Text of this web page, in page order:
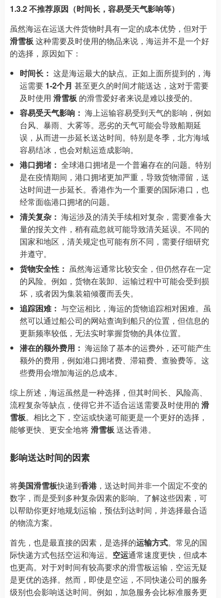
1.3.2 不推荐原因（时间长，容易受天气影响等）
虽然海运在运送大件货物时具有一定的成本优势，但对于
滑雪板这种需要及时使用的物品来说，海运并不是一个好
的选择，原因如下：
时间长： 这是海运最大的缺点。正如上面所提到的，海
运需要 1-2个月 甚至更久的时间才能送达，这对于需要
及时使用 滑雪板 的滑雪爱好者来说是难以接受的。
容易受天气影响： 海上运输容易受到天气的影响，例如
台风、暴雨、大雾等。恶劣的天气可能会导致船期延
误，从而进一步延长送达时间。特别是冬季，北方海域
容易结冰，也会对航运造成影响。
港口拥堵： 全球港口拥堵是一个普遍存在的问题。特别
是在疫情期间，港口拥堵更加严重，导致货物滞留，送
达时间进一步延长。香港作为一个重要的国际港口，也
经常面临港口拥堵的问题。
清关复杂： 海运涉及的清关手续相对复杂，需要准备大
量的报关文件，稍有疏忽就可能导致清关延误。不同的
国家和地区，清关规定也可能有所不同，需要仔细研究
并遵守。
货物安全性： 虽然海运通常比较安全，但仍然存在一定
的风险。例如，货物在装卸、运输过程中可能会受到损
坏，或者因为集装箱倾覆而丢失。
追踪困难： 与空运相比，海运的货物追踪相对困难。虽
然可以通过船公司的网站查询到船只的位置，但信息的
更新频率较低，无法实时掌握货物的具体位置。
潜在的额外费用： 海运除了基本的运费外，还可能产生
额外的费用，例如港口拥堵费、滞箱费、查验费等。这
些费用会增加海运的总成本。
综上所述，海运虽然是一种选择，但其时间长、风险高、
流程复杂等缺点，使得它并不适合运送需要及时使用的 滑
雪板。相比之下，空运或快递可能更是一个更好的选择，
能够更快、更安全地将滑雪板送达香港。
影响送达时间的因素
将美国滑雪板快递到香港，送达时间并非一个固定不变的
数字，而是受到多种复杂因素的影响。了解这些因素，可
以帮助你更好地规划运输，预估到达时间，并选择最合适
的物流方案。
首先，也是最直接的因素，是选择的运输方式。常见的国
际快递方式包括空运和海运。 空运通常速度更快，但成本
也更高。对于对时间有较高要求的滑雪板运输，空运无疑
是更优的选择。然而，即使是空运，不同快递公司的服务
级别也会影响送达时间。例如，加急服务会比标准服务更